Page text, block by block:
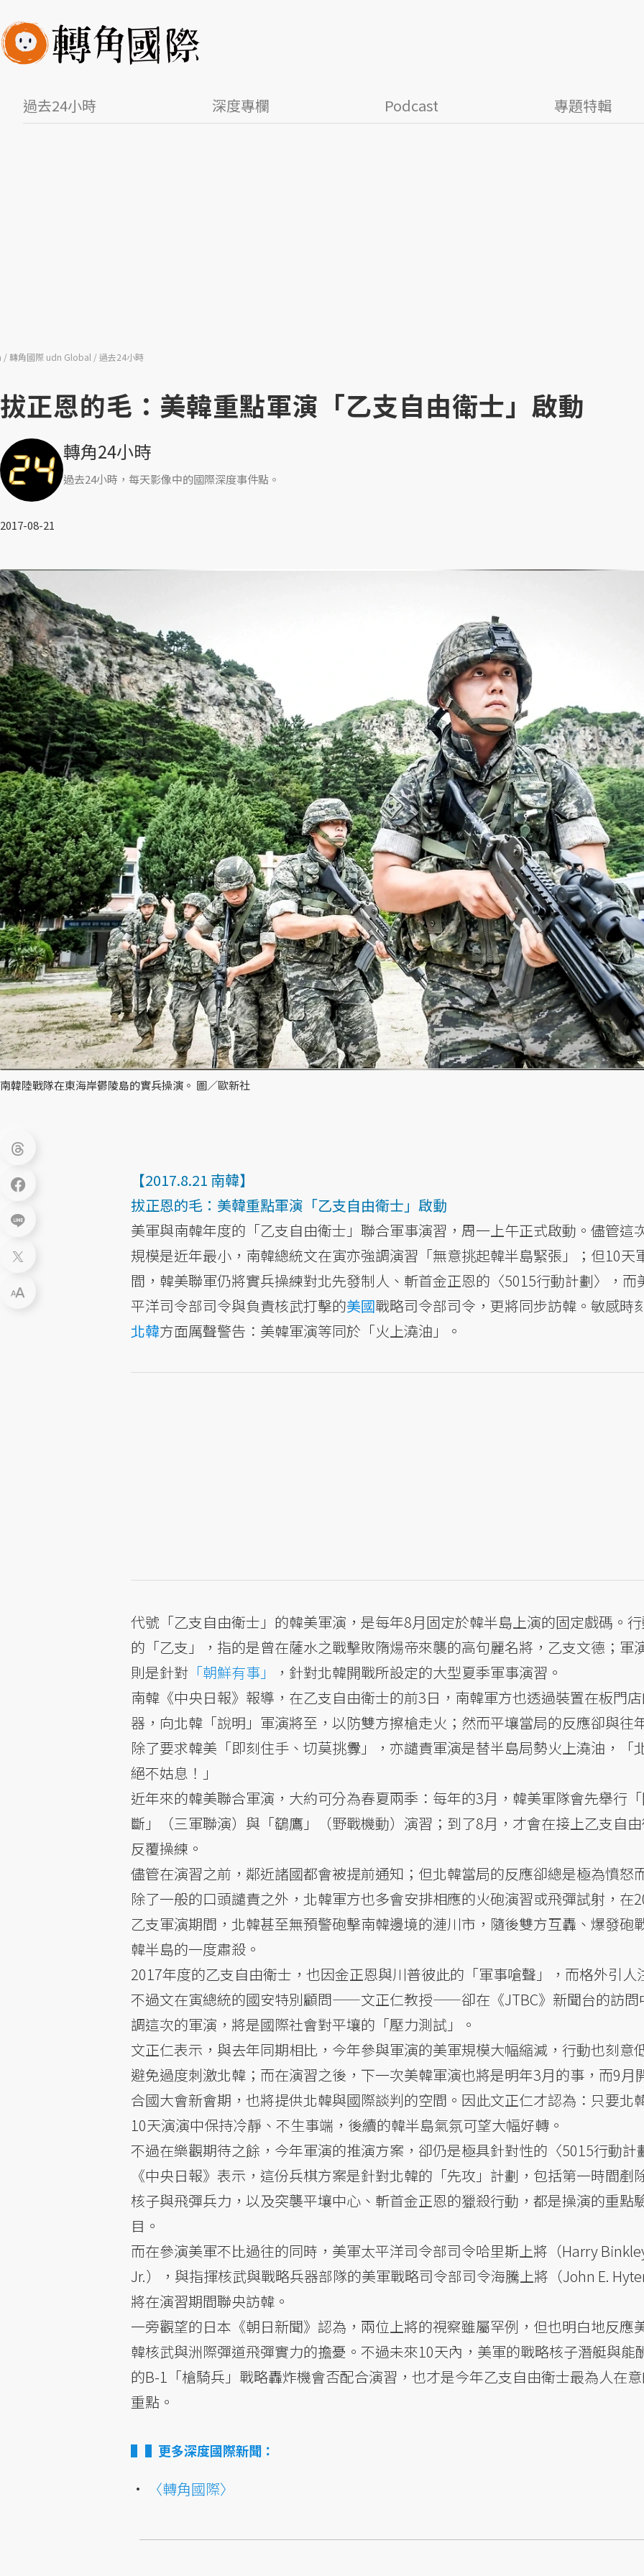
過去24小時 深度專欄 Podcast 專題特輯
轉角國際 udn Global 過去24小時
拔正恩的毛：美韓重點軍演「乙支自由衛士」啟動
轉角24小時
過去24小時，每天影像中的國際深度事件點。
2017-08-21
南韓陸戰隊在東海岸鬱陵島的實兵操演。 圖／歐新社
【2017.8.21 南韓】
拔正恩的毛：美韓重點軍演「乙支自由衛士」啟動
美軍與南韓年度的「乙支自由衛士」聯合軍事演習，周一上午正式啟動。儘管這
規模是近年最小，南韓總統文在寅亦強調演習「無意挑起韓半島緊張」；但10天
間，韓美聯軍仍將實兵操練對北先發制人、斬首金正恩的〈5015行動計劃〉，而
平洋司令部司令與負責核武打擊的美國戰略司令部司令，更將同步訪韓。敏感時
北韓方面厲聲警告：美韓軍演等同於「火上澆油」。
代號「乙支自由衛士」的韓美軍演，是每年8月固定於韓半島上演的固定戲碼。
的「乙支」，指的是曾在薩水之戰擊敗隋煬帝來襲的高句麗名將，乙支文德；軍
則是針對「朝鮮有事」
，針對北韓開戰所設定的大型夏季軍事演習。
南韓《中央日報》報導，在乙支自由衛士的前3日，南韓軍方也透過裝置在板門
器，向北韓「說明」軍演將至，以防雙方擦槍走火；然而平壤當局的反應卻與往
除了要求韓美「即刻住手、切莫挑釁」，亦譴責軍演是替半島局勢火上澆油，「
絕不姑息！」
近年來的韓美聯合軍演，大約可分為春夏兩季：每年的3月，韓美軍隊會先舉行
斷」（三軍聯演）與「鷂鷹」（野戰機動）演習；到了8月，才會在接上乙支自
反覆操練。
儘管在演習之前，鄰近諸國都會被提前通知；但北韓當局的反應卻總是極為憤怒
除了一般的口頭譴責之外，北韓軍方也多會安排相應的火砲演習或飛彈試射，在
乙支軍演期間，北韓甚至無預警砲擊南韓邊境的漣川市，隨後雙方互轟、爆發砲
韓半島的一度肅殺。
2017年度的乙支自由衛士，也因金正恩與川普彼此的「軍事嗆聲」，而格外引人
不過文在寅總統的國安特別顧問——文正仁教授——卻在《JTBC》新聞台的訪問
調這次的軍演，將是國際社會對平壤的「壓力測試」。
文正仁表示，與去年同期相比，今年參與軍演的美軍規模大幅縮減，行動也刻意
避免過度刺激北韓；而在演習之後，下一次美韓軍演也將是明年3月的事，而9月
合國大會新會期，也將提供北韓與國際談判的空間。因此文正仁才認為：只要北
10天演演中保持冷靜、不生事端，後續的韓半島氣氛可望大幅好轉。
不過在樂觀期待之餘，今年軍演的推演方案，卻仍是極具針對性的〈5015行動計
《中央日報》表示，這份兵棋方案是針對北韓的「先攻」計劃，包括第一時間剷
核子與飛彈兵力，以及突襲平壤中心、斬首金正恩的獵殺行動，都是操演的重點
目。
而在參演美軍不比過往的同時，美軍太平洋司令部司令哈里斯上將（Harry
Jr.），與指揮核武與戰略兵器部隊的美軍戰略司令部司令海騰上將（John E.
將在演習期間聯央訪韓。
一旁觀望的日本《朝日新聞》認為，兩位上將的視察雖屬罕例，但也明白地反應
韓核武與洲際彈道飛彈實力的擔憂。不過未來10天內，美軍的戰略核子潛艇與能
的B-1「槍騎兵」戰略轟炸機會否配合演習，也才是今年乙支自由衛士最為人在
重點。
▌更多深度國際新聞：
• 〈轉角國際〉